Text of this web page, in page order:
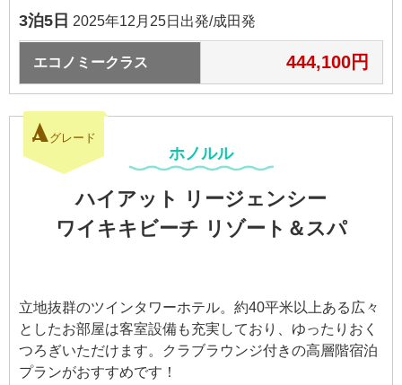
3泊5日 2025年12月25日出発/成田発
エコノミークラス 444,100円
A グレード
ホノルル
ハイアット リージェンシー
ワイキキビーチ リゾート＆スパ
立地抜群のツインタワーホテル。約40平米以上ある広々
としたお部屋は客室設備も充実しており、ゆったりおく
つろぎいただけます。クラブラウンジ付きの高層階宿泊
プランがおすすめです！